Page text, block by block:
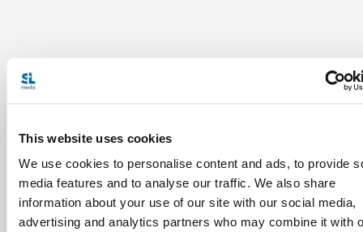
This website uses cookies
We use cookies to personalise content and ads, to provide
media features and to analyse our traffic. We also share
information about your use of our site with our social media,
advertising and analytics partners who may combine it with
請大家為曾景牧主教祈禱
為亡者祈禱經文